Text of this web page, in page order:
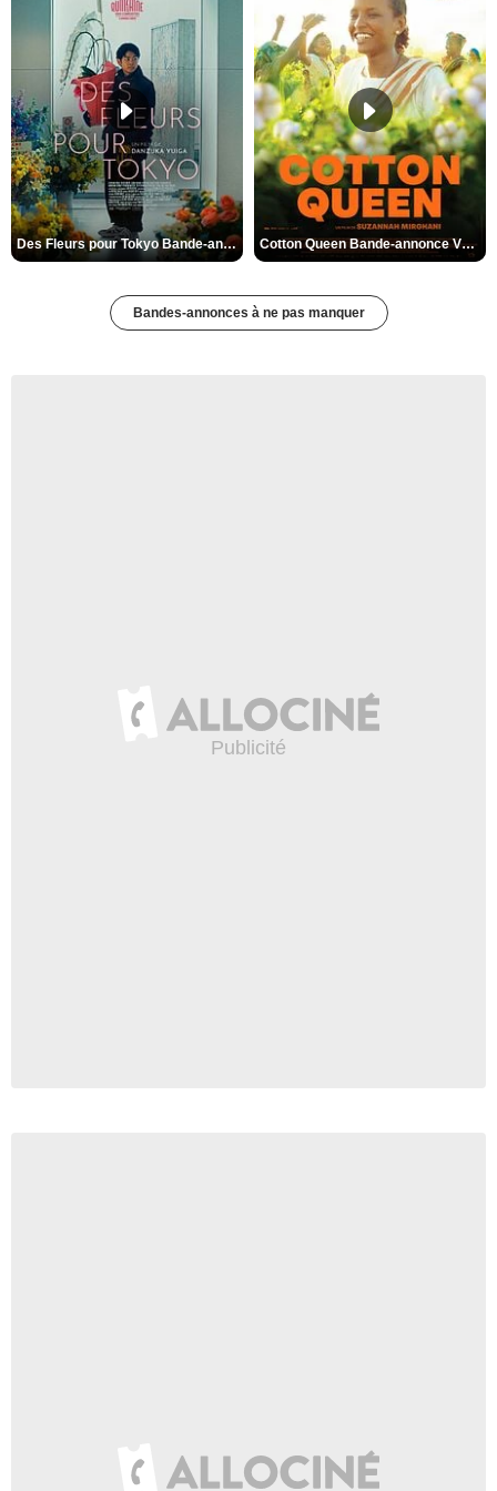
Des Fleurs pour Tokyo Bande-annonce VO STFR Cotton Queen Bande-annonce VO STFR
Bandes-annonces à ne pas manquer